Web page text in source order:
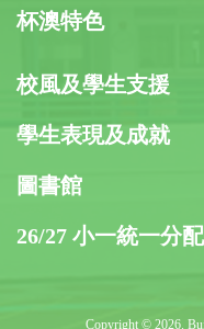
杯澳特色
校風及學生支援
學生表現及成就
圖書館
26/27 小一統一分
Copyright © 2026.